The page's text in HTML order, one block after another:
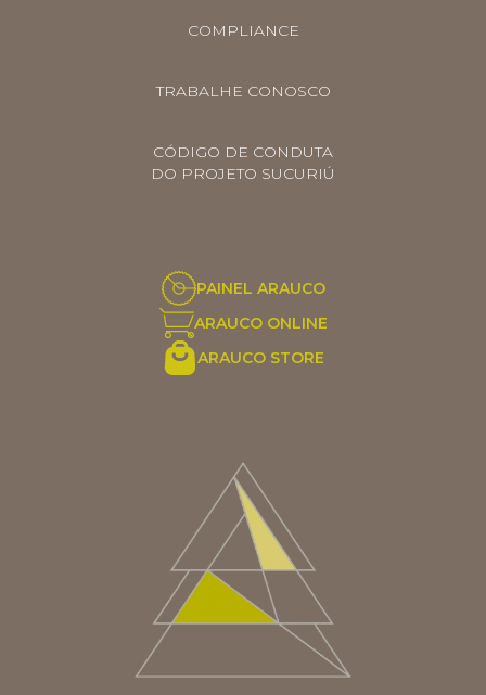
COMPLIANCE
TRABALHE CONOSCO
CÓDIGO DE CONDUTA
DO PROJETO SUCURIÚ
PAINEL ARAUCO
ARAUCO ONLINE
ARAUCO STORE